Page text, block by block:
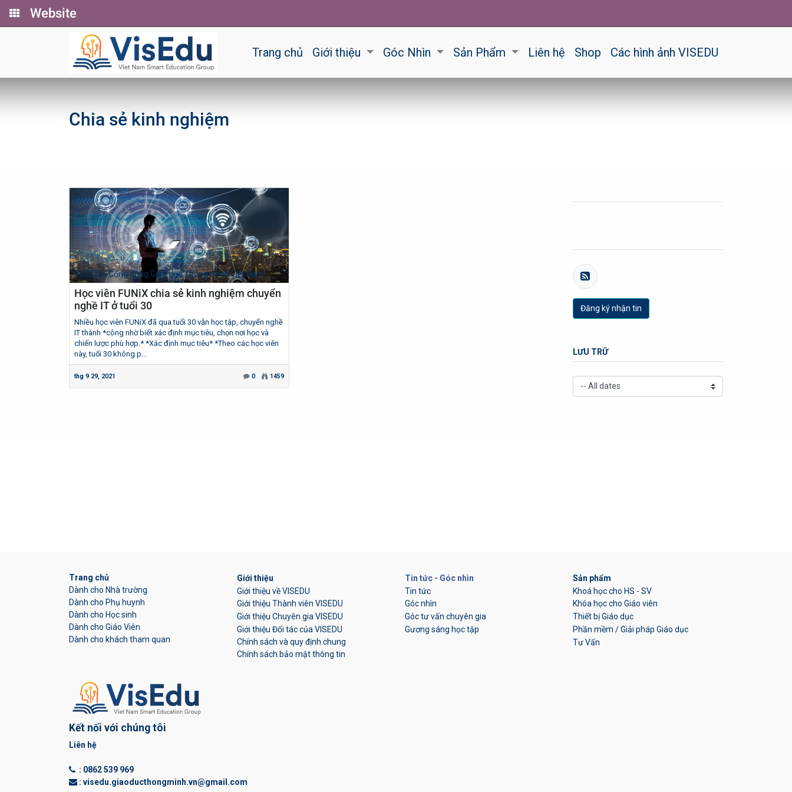
Website
Trang chủ Giới thiệu Góc Nhìn Sản Phẩm Liên hệ Shop Các hình ảnh VISEDU
Chia sẻ kinh nghiệm
VISEDU - Cộng đồng Giáo dục Thông minh Việt Nam
Học viên FUNiX chia sẻ kinh nghiệm chuyển
nghề IT ở tuổi 30
Nhiều học viên FUNiX đã qua tuổi 30 vẫn học tập, chuyển nghề
IT thành *công nhờ biết xác định mục tiêu, chọn nơi học và
chiến lược phù hợp.* *Xác định mục tiêu* *Theo các học viên
này, tuổi 30 không p...
thg 9 29, 2021 0 1459
Đăng ký nhận tin
LƯU TRỮ
Trang chủ
Dành cho Nhà trường
Dành cho Phụ huynh
Dành cho Học sinh
Dành cho Giáo Viên
Dành cho khách tham quan
Giới thiệu
Giới thiệu về VISEDU
Giới thiệu Thành viên VISEDU
Giới thiệu Chuyên gia VISEDU
Giới thiệu Đối tác của VISEDU
Chính sách và quy định chung
Chính sách bảo mật thông tin
Tin tức - Góc nhìn
Tin tức
Góc nhìn
Góc tư vấn chuyên gia
Gương sáng học tập
Sản phẩm
Khoá học cho HS - SV
Khóa học cho Giáo viên
Thiết bị Giáo dục
Phần mềm / Giải pháp Giáo dục
Tư Vấn
Kết nối với chúng tôi
Liên hệ
: 0862 539 969
: visedu.giaoducthongminh.vn@gmail.com